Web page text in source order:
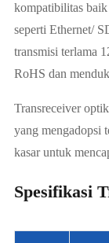
kompatibilitas
seperti Ethernet/
transmisi terlama
RoHS dan
Transreceiver
yang mengadopsi
kasar untuk
Spesifikasi